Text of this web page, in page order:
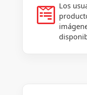

Los